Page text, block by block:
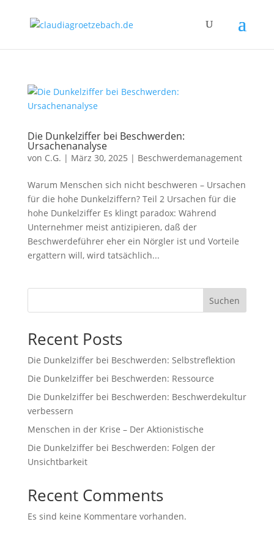
Die Dunkelziffer bei Beschwerden:
Ursachenanalyse
von C.G. | März 30, 2025 | Beschwerdemanagement
Warum Menschen sich nicht beschweren – Ursachen
für die hohe Dunkelziffern? Teil 2 Ursachen für die
hohe Dunkelziffer Es klingt paradox: Während
Unternehmer meist antizipieren, daß der
Beschwerdeführer eher ein Nörgler ist und Vorteile
ergattern will, wird tatsächlich...
Suchen
Recent Posts
Die Dunkelziffer bei Beschwerden: Selbstreflektion
Die Dunkelziffer bei Beschwerden: Ressource
Die Dunkelziffer bei Beschwerden: Beschwerdekultur
verbessern
Menschen in der Krise – Der Aktionistische
Die Dunkelziffer bei Beschwerden: Folgen der
Unsichtbarkeit
Recent Comments
Es sind keine Kommentare vorhanden.